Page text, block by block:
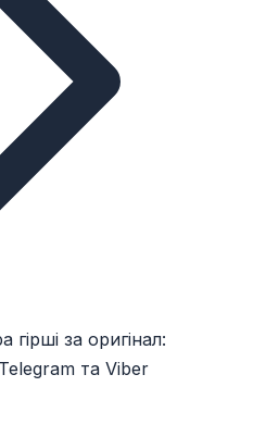
за оригінал:
та Viber